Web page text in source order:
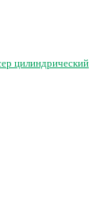
цилиндрический